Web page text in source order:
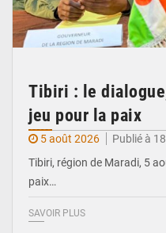
Tibiri : le
jeu pour la paix
5 août 2026
Publié à
Tibiri, région de Maradi, 5
paix…
SAVOIR PLUS